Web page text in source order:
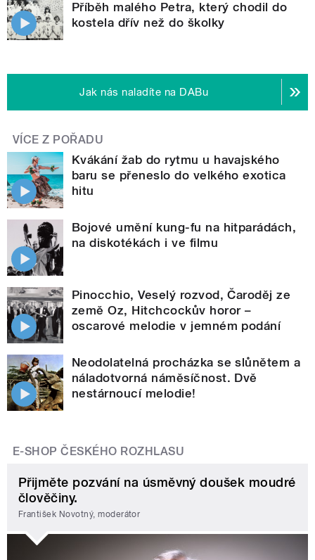
Příběh malého Petra, který chodil do
kostela dřív než do školky
Jak nás naladíte na DABu
VÍCE Z POŘADU
Kvákání žab do rytmu u havajského
baru se přeneslo do velkého exotica
hitu
Bojové umění kung-fu na hitparádách,
na diskotékách i ve filmu
Pinocchio, Veselý rozvod, Čaroděj ze
země Oz, Hitchcockův horor –
oscarové melodie v jemném podání
Neodolatelná procházka se slůnětem a
náladotvorná náměsíčnost. Dvě
nestárnoucí melodie!
E-SHOP ČESKÉHO ROZHLASU
Přijměte pozvání na úsměvný doušek moudré
člověčiny.
František Novotný, moderátor